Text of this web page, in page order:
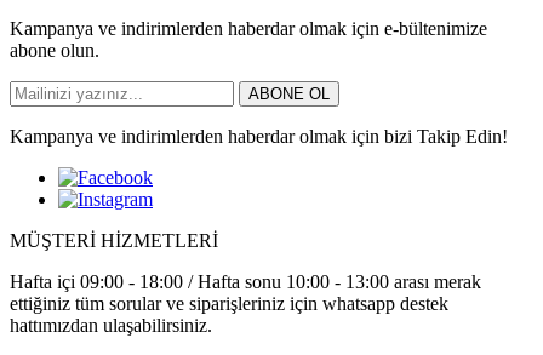
Kampanya ve indirimlerden haberdar olmak için e-bültenimize
abone olun.
ABONE OL
Kampanya ve indirimlerden haberdar olmak için bizi Takip Edin!
MÜŞTERİ HİZMETLERİ
Hafta içi 09:00 - 18:00 / Hafta sonu 10:00 - 13:00 arası merak
ettiğiniz tüm sorular ve siparişleriniz için whatsapp destek
hattımızdan ulaşabilirsiniz.